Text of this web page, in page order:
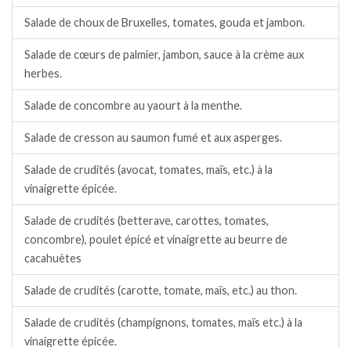
Salade de choux de Bruxelles, tomates, gouda et jambon.
Salade de cœurs de palmier, jambon, sauce à la crème aux
herbes.
Salade de concombre au yaourt à la menthe.
Salade de cresson au saumon fumé et aux asperges.
Salade de crudités (avocat, tomates, maïs, etc.) à la
vinaigrette épicée.
Salade de crudités (betterave, carottes, tomates,
concombre), poulet épicé et vinaigrette au beurre de
cacahuètes
Salade de crudités (carotte, tomate, maïs, etc.) au thon.
Salade de crudités (champignons, tomates, maïs etc.) à la
vinaigrette épicée.